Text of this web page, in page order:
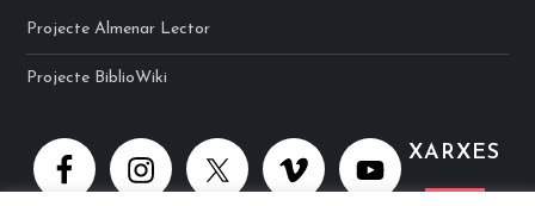
Projecte Almenar Lector
Projecte BiblioWiki
XARXES